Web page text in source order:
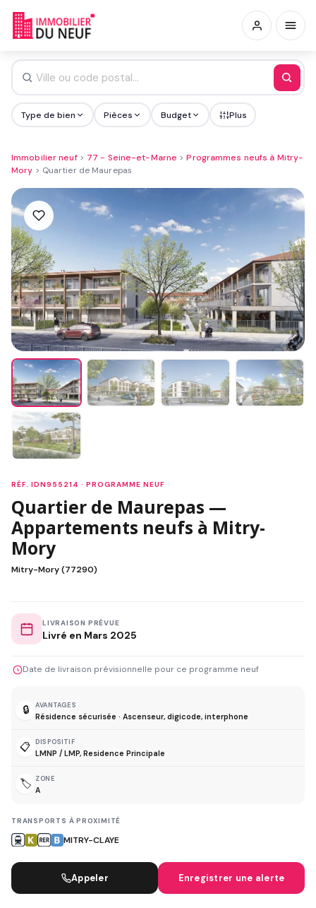
Type de bien Pièces Budget Plus
Immobilier neuf> 77 - Seine-et-Marne >Programmes neufs à Mitry-
Mory > Quartier de Maurepas
RÉF. IDN955214 · PROGRAMME NEUF
Quartier de Maurepas —
Appartements neufs à Mitry-
Mory
Mitry-Mory (77290)
LIVRAISON PRÉVUE
Livré en Mars 2025
Date de livraison prévisionnelle pour ce programme neuf
🔒 AVANTAGES
Résidence sécurisée · Ascenseur, digicode, interphone
📋 DISPOSITIF
LMNP / LMP, Residence Principale
🏷️ ZONE
A
TRANSPORTS À PROXIMITÉ
MITRY-CLAYE
Appeler Enregistrer une alerte